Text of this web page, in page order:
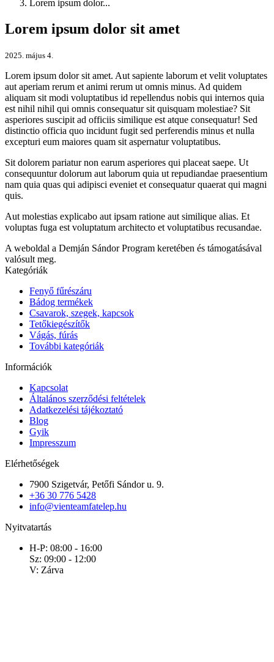
Lorem ipsum dolor...
Lorem ipsum dolor sit amet
2025. május 4.
Lorem ipsum dolor sit amet. Aut sapiente laborum et velit voluptates
aut aperiam rerum et animi rerum ut omnis minus. Ad quidem
aliquam sit modi voluptatibus id repellendus nobis qui internos quia
est nihil nihil qui omnis consequatur sit quisquam molestiae? Sit
asperiores suscipit ad officiis similique est atque consequatur! Sed
distinctio officia quo incidunt fugit sed perferendis minus et nulla
excepturi eum maiores quam sit aspernatur voluptatibus.
Sit dolorem pariatur non earum asperiores qui placeat saepe. Ut
consequuntur dolorum aut laborum quia ut repudiandae praesentium
nam quia quas qui adipisci eveniet et consequatur quaerat qui magni
quis.
Aut molestias explicabo aut ipsam ratione aut similique alias. Et
voluptas fuga est voluptatum architecto et voluptatibus recusandae.
A weboldal a Demján Sándor Program keretében és támogatásával
valósult meg.
Kategóriák
Fenyő fűrészáru
Bádog termékek
Csavarok, szegek, kapcsok
Tetőkiegészítők
Vágás, fúrás
További kategóriák
Információk
Kapcsolat
Általános szerződési feltételek
Adatkezelési tájékoztató
Blog
Gyik
Impresszum
Elérhetőségek
7900 Szigetvár, Petőfi Sándor u. 9.
+36 30 776 5428
info@vienteamfatelep.hu
Nyitvatartás
H-P: 08:00 - 16:00
Sz: 09:00 - 12:00
V: Zárva